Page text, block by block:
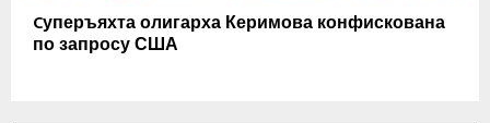
Cуперъяхта олигарха Керимова конфискована
по запросу США